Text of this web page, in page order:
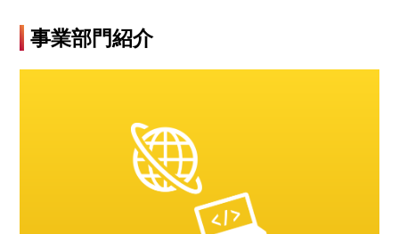
事業部門紹介